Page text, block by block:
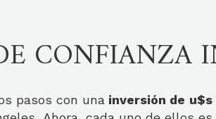
CONFIANZA
pasos con una inversión de u$s